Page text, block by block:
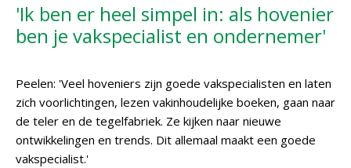
'Ik ben er heel simpel in: als hovenier
ben je vakspecialist en ondernemer'
Peelen: 'Veel hoveniers zijn goede vakspecialisten en laten
zich voorlichtingen, lezen vakinhoudelijke boeken, gaan naar
de teler en de tegelfabriek. Ze kijken naar nieuwe
ontwikkelingen en trends. Dit allemaal maakt een goede
vakspecialist.'